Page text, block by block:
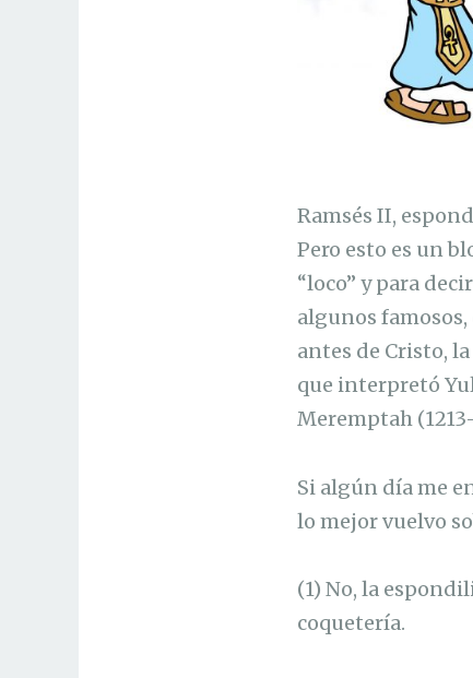
Ramsés II,
Pero esto es un
“loco” y para
algunos
antes de Cristo,
que interpretó
Meremptah
Si algún día me
lo mejor vuelvo
(1) No, la
coquetería.